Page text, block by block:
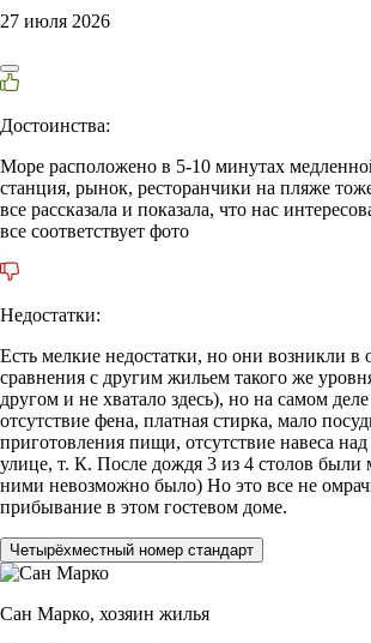
27 июля 2026
Достоинства:
Море расположено в 5-10 минутах
станция, рынок, ресторанчики на пляже
все рассказала и показала, что нас
все соответствует фото
Недостатки:
Есть мелкие недостатки, но они возникли в
сравнения с другим жильем такого же
другом и не хватало здесь), но на самом
отсутствие фена, платная стирка, мало
приготовления пищи, отсутствие навеса
улице, т. К. После дождя 3 из 4 столов были
ними невозможно было) Но это все не
прибывание в этом гостевом доме.
Четырёхместный номер стандарт
Сан Марко, хозяин жилья